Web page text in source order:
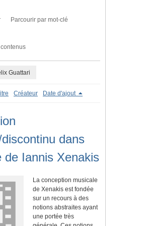
Parcourir par mot-clé
Guattari
Créateur Date d'ajout
dans
de Iannis Xenakis
La conception musicale
de Xenakis est fondée
sur un recours à des
notions abstraites ayant
une portée très